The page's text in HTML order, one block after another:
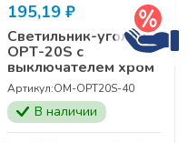
195,19 ₽
Светильник-уголок
ОРТ-20S с
выключателем хром
Артикул:OM-ОРТ20S-40
В наличии